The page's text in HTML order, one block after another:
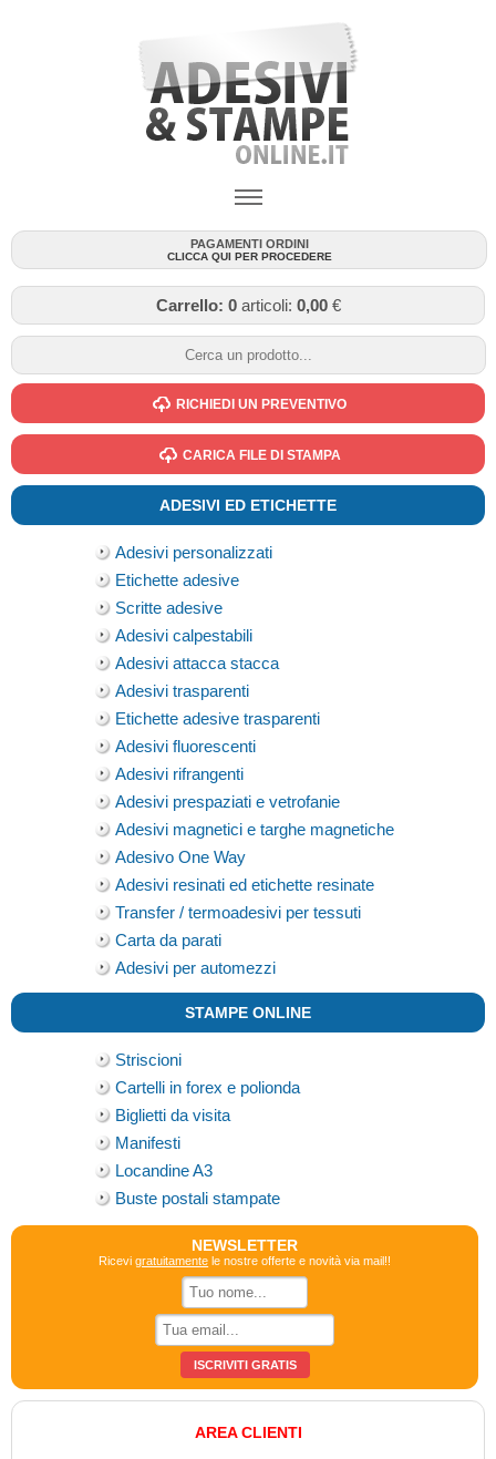
PAGAMENTI ORDINI
CLICCA QUI PER PROCEDERE
Carrello: 0articoli: 0,00€
RICHIEDI UN PREVENTIVO
CARICA FILE DI STAMPA
ADESIVI ED ETICHETTE
Adesivi personalizzati
Etichette adesive
Scritte adesive
Adesivi calpestabili
Adesivi attacca stacca
Adesivi trasparenti
Etichette adesive trasparenti
Adesivi fluorescenti
Adesivi rifrangenti
Adesivi prespaziati e vetrofanie
Adesivi magnetici e targhe magnetiche
Adesivo One Way
Adesivi resinati ed etichette resinate
Transfer / termoadesivi per tessuti
Carta da parati
Adesivi per automezzi
STAMPE ONLINE
Striscioni
Cartelli in forex e polionda
Biglietti da visita
Manifesti
Locandine A3
Buste postali stampate
NEWSLETTER
Ricevigratuitamente le nostre offerte e novità via mail!!
AREA CLIENTI